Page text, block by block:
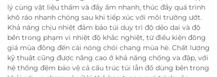
lý cùng vật liệu thấm và đẩy ẩm nhanh, thúc đẩy quá trình
khô ráo nhanh chóng sau khi tiếp xúc với môi trường ướt.
Khả năng chịu nhiệt đảm bảo túi duy trì độ dẻo dai và độ
bền trong phạm vi nhiệt độ khắc nghiệt, từ điều kiện đông
giá mùa đông đến cái nóng chói chang mùa hè. Chất lượng
kỹ thuật cũng được nâng cao ở khả năng chống va đập, với
hệ thống đệm bảo vệ cả cấu trúc túi lẫn đồ dùng bên trong